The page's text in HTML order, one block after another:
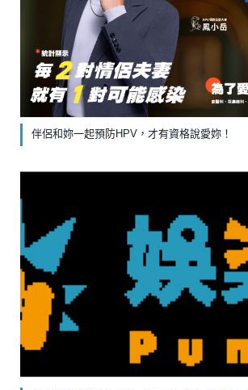
伴侶和妳一起預防HPV，才有資格說愛妳！